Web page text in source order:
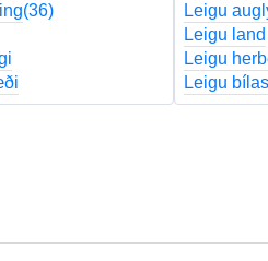
(36)
Leigu
Leigu land
Leigu
Leigu